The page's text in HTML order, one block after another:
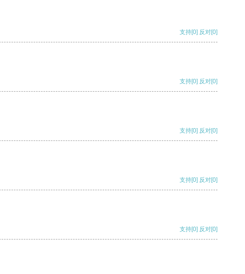
支持[0] 反对[0]
支持[0] 反对[0]
支持[0] 反对[0]
支持[0] 反对[0]
支持[0] 反对[0]